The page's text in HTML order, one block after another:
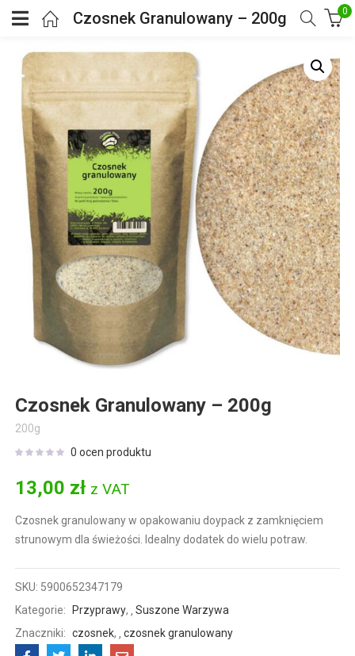
Czosnek Granulowany – 200g 0
Czosnek Granulowany – 200g
200g
0 ocen produktu
13,00 zł z VAT
Czosnek granulowany w opakowaniu doypack z zamknięciem
strunowym dla świeżości. Idealny dodatek do wielu potraw.
SKU: 5900652347179
Kategorie:
Przyprawy,
Suszone Warzywa
Znaczniki: czosnek, czosnek granulowany